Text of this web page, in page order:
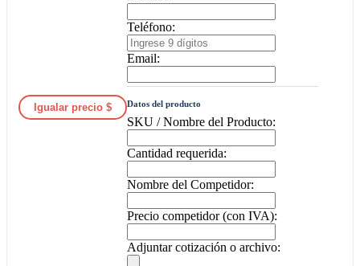
Igualar precio $
Teléfono:
Email:
Datos del producto
SKU / Nombre del Producto:
Cantidad requerida:
Nombre del Competidor:
Precio competidor (con IVA):
Adjuntar cotización o archivo: